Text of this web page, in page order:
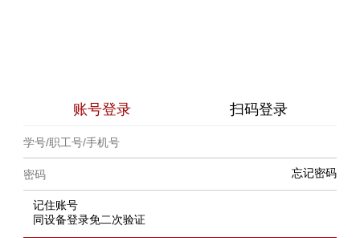
账号登录 扫码登录
忘记密码
记住账号
同设备登录免二次验证